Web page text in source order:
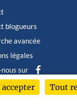
blogueurs
avancée
légales
sur
© Albin Michel
Tout